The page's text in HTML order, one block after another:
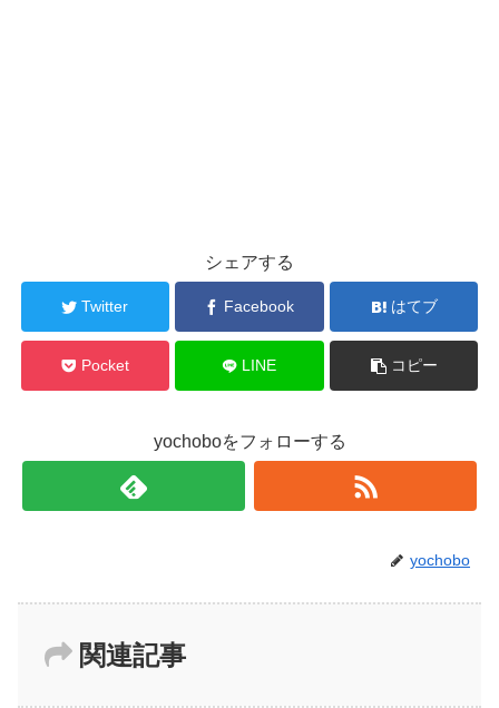
シェアする
Twitter Facebook はてブ
Pocket LINE コピー
yochoboをフォローする
yochobo
関連記事